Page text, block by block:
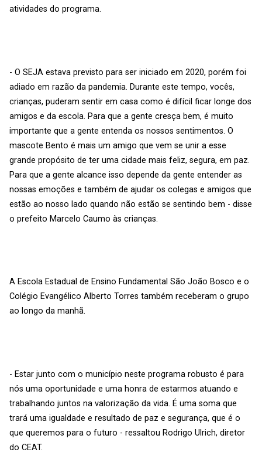
atividades do programa.
- O SEJA estava previsto para ser iniciado em 2020, porém foi
adiado em razão da pandemia. Durante este tempo, vocês,
crianças, puderam sentir em casa como é difícil ficar longe dos
amigos e da escola. Para que a gente cresça bem, é muito
importante que a gente entenda os nossos sentimentos. O
mascote Bento é mais um amigo que vem se unir a esse
grande propósito de ter uma cidade mais feliz, segura, em paz.
Para que a gente alcance isso depende da gente entender as
nossas emoções e também de ajudar os colegas e amigos que
estão ao nosso lado quando não estão se sentindo bem - disse
o prefeito Marcelo Caumo às crianças.
A Escola Estadual de Ensino Fundamental São João Bosco e o
Colégio Evangélico Alberto Torres também receberam o grupo
ao longo da manhã.
- Estar junto com o município neste programa robusto é para
nós uma oportunidade e uma honra de estarmos atuando e
trabalhando juntos na valorização da vida. É uma soma que
trará uma igualdade e resultado de paz e segurança, que é o
que queremos para o futuro - ressaltou Rodrigo Ulrich, diretor
do CEAT.